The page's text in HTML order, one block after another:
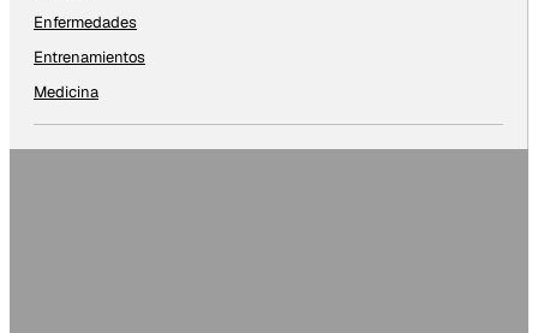
Enfermedades
Entrenamientos
Medicina